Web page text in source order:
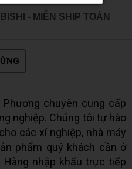
- MIỄN SHIP TOÀN
chuyên cung cấp
nghiệp. Chúng tôi tự hào
các xí nghiệp, nhà máy
phẩm quý khách cần ở
nhập khẩu trực tiếp